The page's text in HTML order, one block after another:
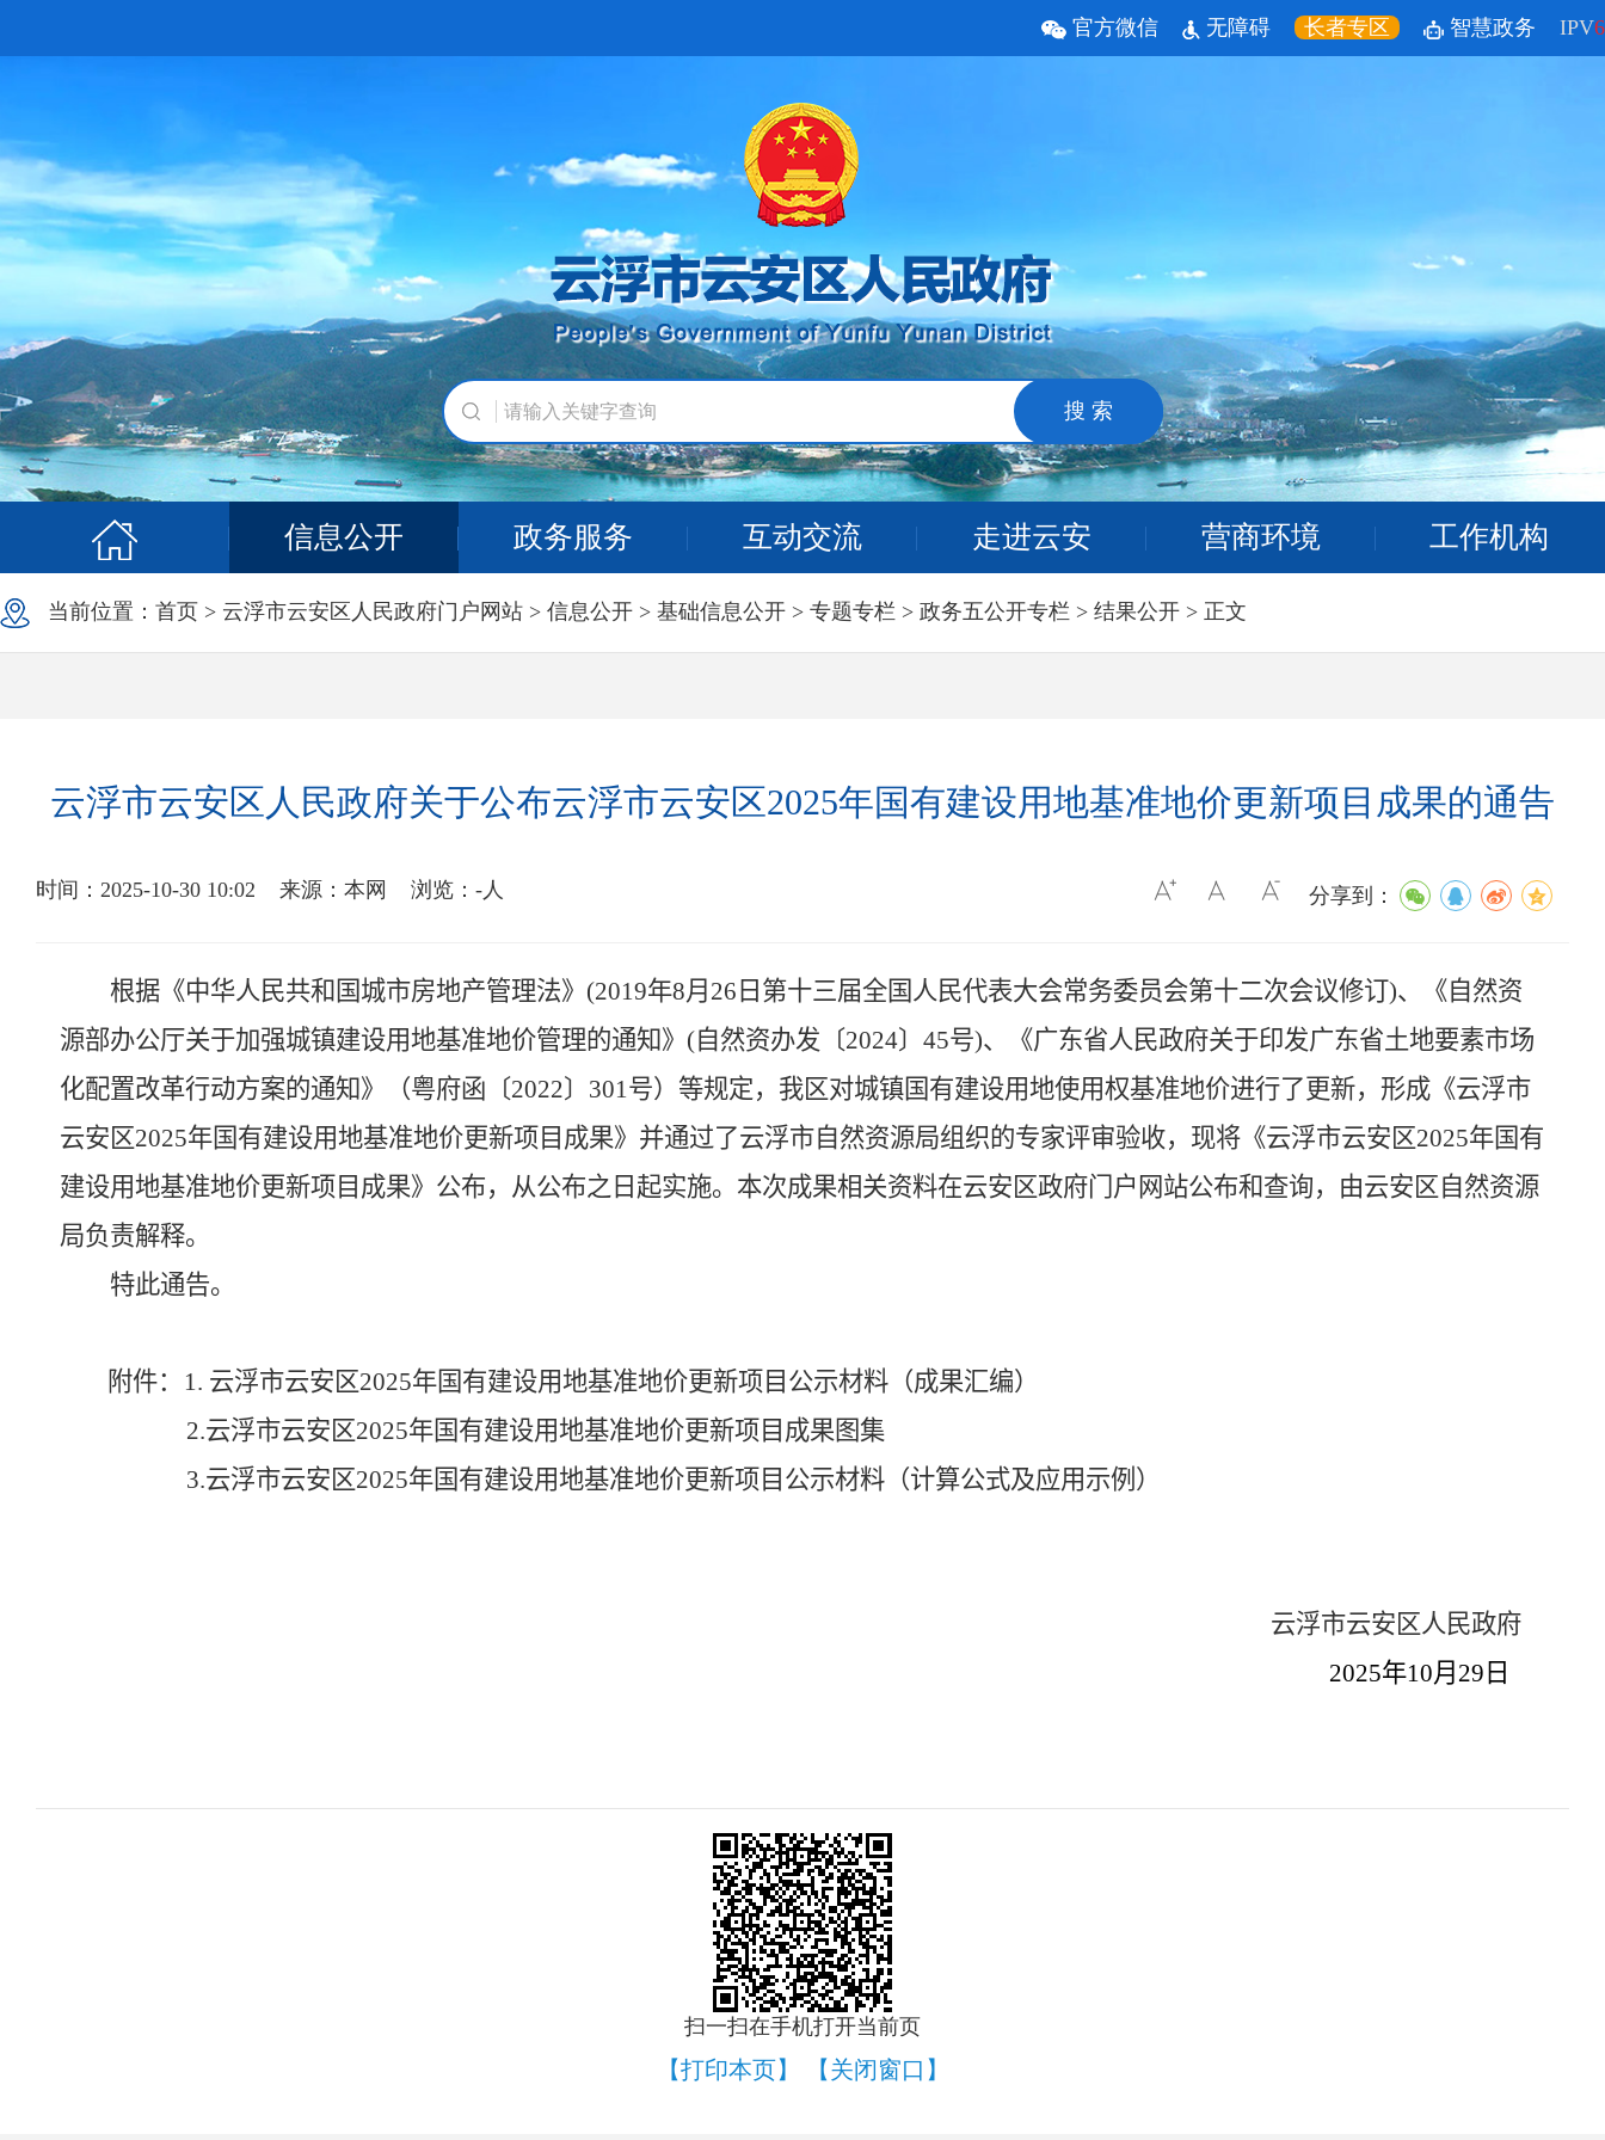
官方微信 无障碍 长者专区 智慧政务 IPV6
搜 索
信息公开 政务服务 互动交流 走进云安 营商环境 工作机构
当前位置： 首页 > 云浮市云安区人民政府门户网站 > 信息公开 > 基础信息公开 > 专题专栏 > 政务五公开专栏 > 结果公开 > 正文
云浮市云安区人民政府关于公布云浮市云安区2025年国有建设用地基准地价更新项目成果的通告
时间：2025-10-30 10:02 来源：本网 浏览： -人 分享到：
根据《中华人民共和国城市房地产管理法》 (2019年8月 26 日第十三届全国人民代表大会常务委员会第十二次会议修订)、《自然资
源部办公厅关于加强城镇建设用地基准地价管理的通知》 (自然资办发〔2024〕 45号)、《广东省人民政府关于印发广东省土地要素市场
化配置改革行动方案的通知》（粤府函〔2022〕 301号）等规定，我区对城镇国有建设用地使用权基准地价进行了更新，形成《云浮市
云安区2025年国有建设用地基准地价更新项目成果》并通过了云浮市自然资源局组织的专家评审验收，现将《云浮市云安区2025年国有
建设用地基准地价更新项目成果》公布，从公布之日起实施。本次成果相关资料在云安区政府门户网站公布和查询，由云安区自然资源
局负责解释。
特此通告。
附件： 1. 云浮市云安区2025年国有建设用地基准地价更新项目公示材料（成果汇编）
2.云浮市云安区2025年国有建设用地基准地价更新项目成果图集
3.云浮市云安区2025年国有建设用地基准地价更新项目公示材料（计算公式及应用示例）
云浮市云安区人民政府
2025年10月 29 日
扫一扫在手机打开当前页
【打印本页】 【关闭窗口】